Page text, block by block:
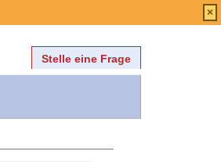
Stelle eine Frage
×